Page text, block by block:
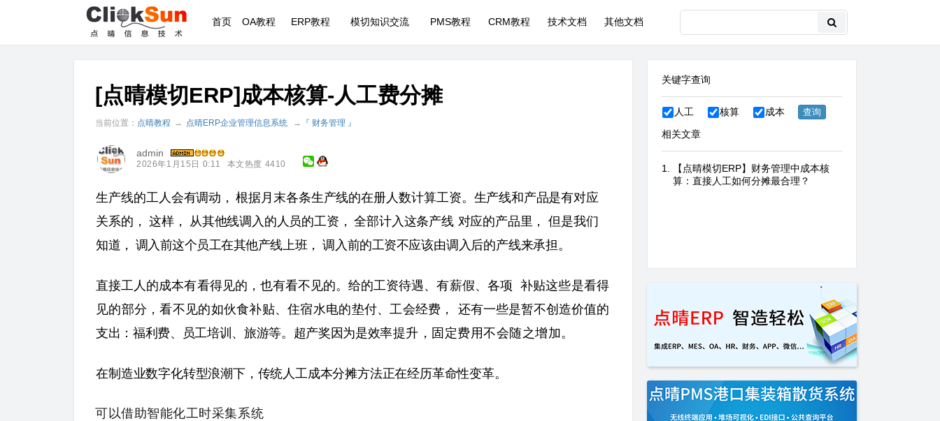
首页 OA教程 ERP教程 模切知识交流 PMS教程 CRM教程 技术文档 其他文档
[点晴模切ERP]成本核算-人工费分摊
当前位置： 点晴教程 → 点晴ERP企业管理信息系统 → 『 财务管理 』
admin
2026年1月15日 0:11 本文热度 4410
生产线的工人会有调动， 根据月末各条生产线的在册人数计算工资。生产线和产品是有对应
关系的， 这样， 从其他线调入的人员的工资， 全部计入这条产线 对应的产品里，
但是我们
知道， 调入前这个员工在其他产线上班， 调入前的工资不应该由调入后的产线来承担。
直接工人的成本有看得见的， 也有看不见的。给的工资待遇、有薪假、各项 补贴这些是看得
见的部分，看不见的如伙食补贴、住宿水电的垫付、工会经费，
还有一些是暂不创造价值的
支出：福利费、员工培训、旅游等。超产奖因为是效率提升，固定费用不会随之增加。
在制造业数字化转型浪潮下，传统人工成本分摊方法正在经历革命性变革。
可以借助智能化工时采集系统
关键字查询
人工 核算 成本
相关文章
【点晴模切ERP】财务管理中成本核
算：直接人工如何分摊最合理？